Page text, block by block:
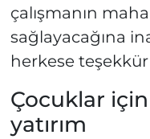
çalışmanın
sağlayacağına
herkese
Çocuklar
yatırım